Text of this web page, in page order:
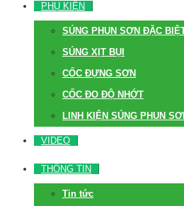
PHỤ KIỆN
SÚNG PHUN SƠN ĐẶC
SÚNG XỊT BỤI
CỐC ĐỰNG SƠN
CỐC ĐO ĐỘ NHỚT
LINH KIỆN SÚNG PHUN
VIDEO
THÔNG TIN
Tin tức